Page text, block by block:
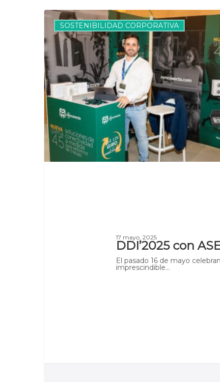
DDI’2025
con
ASELECSOSTENIBILIDAD CORPORATIVA
17 mayo, 2025
DDI’2025 con
El pasado 16 de mayo
imprescindible…